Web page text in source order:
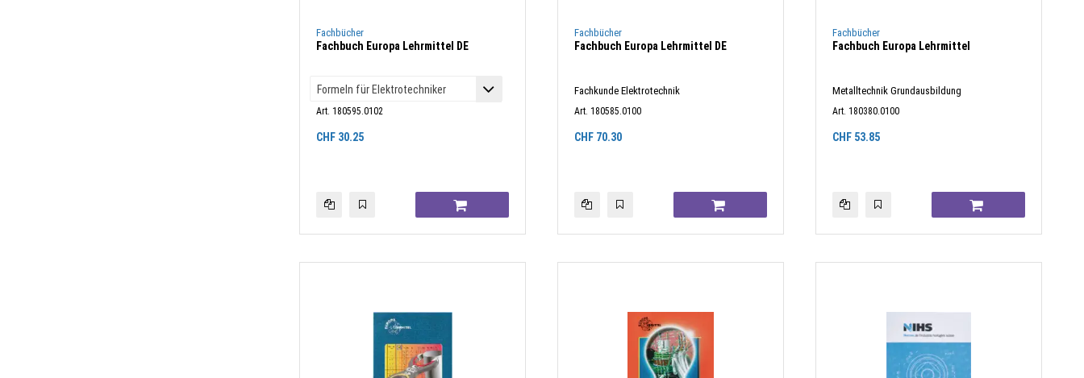
Fachbücher
Fachbuch Europa Lehrmittel DE
Art. 180595.0102
CHF 30.25
Fachbücher
Fachbuch Europa Lehrmittel DE
Fachkunde Elektrotechnik
Art. 180585.0100
CHF 70.30
Fachbücher
Fachbuch Europa Lehrmittel
Metalltechnik Grundausbildung
Art. 180380.0100
CHF 53.85